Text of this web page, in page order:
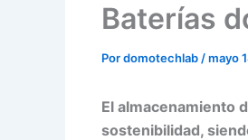
Baterías
Pordomotechlab /mayo
El almacenamiento
sostenibilidad,